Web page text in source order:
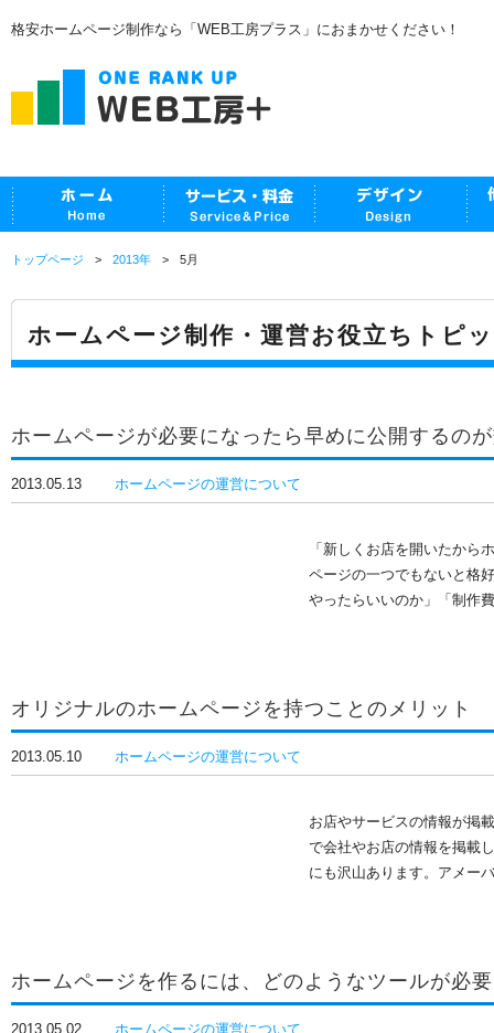
格安ホームページ制作なら「WEB工房プラス」におまかせください！
トップページ 2013年 5月
ホームページ制作・運営お役立ちトピ
ホームページが必要になったら早めに公開するの
2013.05.13 ホームページの運営について
「新しくお店を開いたから
ページの一つでもないと格
やったらいいのか」「制作
オリジナルのホームページを持つことのメリット
2013.05.10 ホームページの運営について
お店やサービスの情報が掲
で会社やお店の情報を掲載
にも沢山あります。アメー
ホームページを作るには、どのようなツールが必
2013.05.02 ホームページの運営について